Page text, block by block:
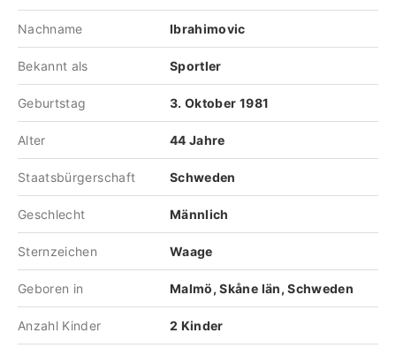
Nachname Ibrahimovic
Bekannt als Sportler
Geburtstag 3. Oktober 1981
Alter 44 Jahre
Staatsbürgerschaft Schweden
Geschlecht Männlich
Sternzeichen Waage
Geboren in Malmö, Skåne län, Schweden
Anzahl Kinder 2 Kinder